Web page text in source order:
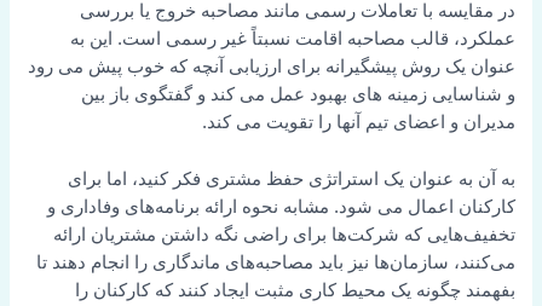
در مقایسه با تعاملات رسمی مانند مصاحبه خروج یا بررسی
عملکرد، قالب مصاحبه اقامت نسبتاً غیر رسمی است. این به
عنوان یک روش پیشگیرانه برای ارزیابی آنچه که خوب پیش می رود
و شناسایی زمینه های بهبود عمل می کند و گفتگوی باز بین
مدیران و اعضای تیم آنها را تقویت می کند.
به آن به عنوان یک استراتژی حفظ مشتری فکر کنید، اما برای
کارکنان اعمال می شود. مشابه نحوه ارائه برنامه‌های وفاداری و
تخفیف‌هایی که شرکت‌ها برای راضی نگه داشتن مشتریان ارائه
می‌کنند، سازمان‌ها نیز باید مصاحبه‌های ماندگاری را انجام دهند تا
بفهمند چگونه یک محیط کاری مثبت ایجاد کنند که کارکنان را